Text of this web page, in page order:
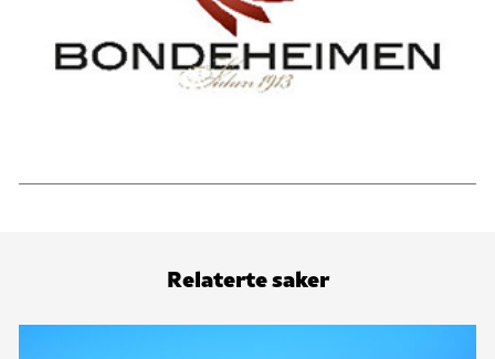
Relaterte saker